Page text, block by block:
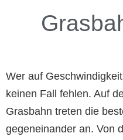
Wer auf
keinen Fall fehlen. Auf
Grasbahn treten die
gegeneinander an. Von